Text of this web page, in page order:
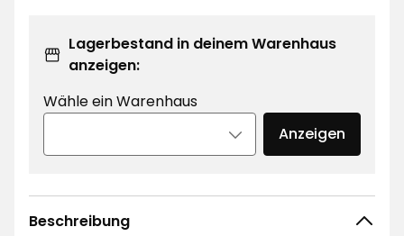
Lagerbestand in deinem Warenhaus
anzeigen:
Wähle ein Warenhaus
Anzeigen
Beschreibung